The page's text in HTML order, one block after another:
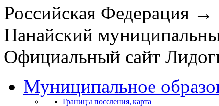
Российская Федерация
Нанайский
Официальный сайт
Муниципальное
Границы поселения, карта